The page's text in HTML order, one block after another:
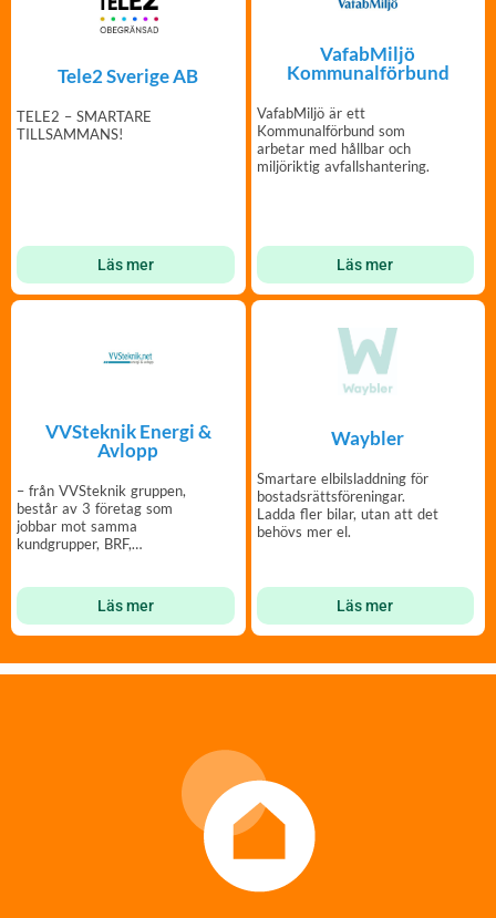
Tele2 Sverige AB
TELE2 – SMARTARE
TILLSAMMANS!
Läs mer
VafabMiljö
Kommunalförbund
VafabMiljö är ett
Kommunalförbund som
arbetar med hållbar och
miljöriktig avfallshantering.
Läs mer
VVSteknik Energi &
Avlopp
– från VVSteknik gruppen,
består av 3 företag som
jobbar mot samma
kundgrupper, BRF,
Läs mer
Waybler
Smartare elbilsladdning för
bostadsrättsföreningar.
Ladda fler bilar, utan att det
behövs mer el.
Läs mer